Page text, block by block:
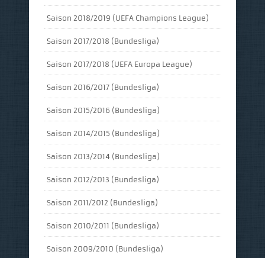
Saison 2018/2019 (UEFA Champions League)
Saison 2017/2018 (Bundesliga)
Saison 2017/2018 (UEFA Europa League)
Saison 2016/2017 (Bundesliga)
Saison 2015/2016 (Bundesliga)
Saison 2014/2015 (Bundesliga)
Saison 2013/2014 (Bundesliga)
Saison 2012/2013 (Bundesliga)
Saison 2011/2012 (Bundesliga)
Saison 2010/2011 (Bundesliga)
Saison 2009/2010 (Bundesliga)